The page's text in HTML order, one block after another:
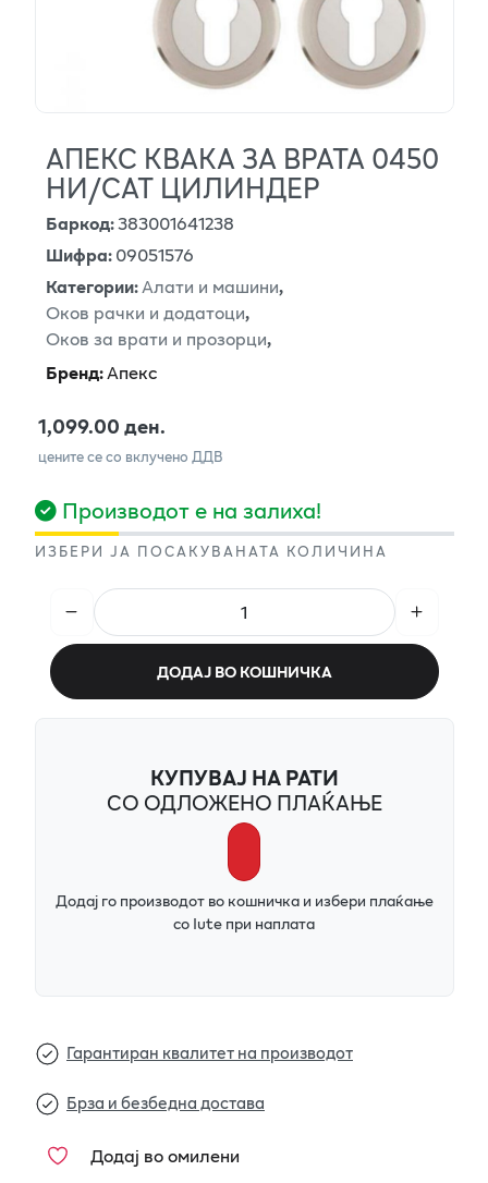
АПЕКС КВАКА ЗА ВРАТА 0450
НИ/САТ ЦИЛИНДЕР
Баркод:383001641238
Шифра:09051576
Категории:Алати и машини,
Оков рачки и додатоци,
Оков за врати и прозорци,
Бренд:Апекс
1,099.00 ден.
цените се со вклучено ДДВ
Производот е на залиха!
ИЗБЕРИ ЈА ПОСАКУВАНАТА КОЛИЧИНА
ДОДАЈ ВО КОШНИЧКА
КУПУВАЈ НА РАТИ
СО ОДЛОЖЕНО ПЛАЌАЊЕ
Додај го производот во кошничка и избери плаќање
со Iute при наплата
Гарантиран квалитет на производот
Брза и безбедна достава
Додај во омилени